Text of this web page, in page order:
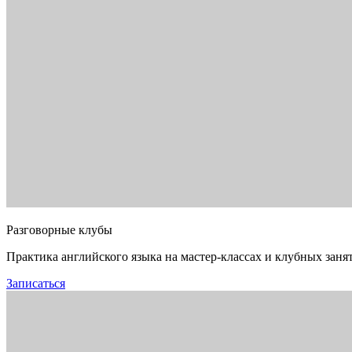
Разговорные клубы
Практика английского языка на мастер-классах и клубных
Записаться